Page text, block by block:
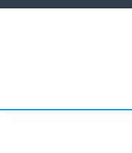
Spring
Door
Spring